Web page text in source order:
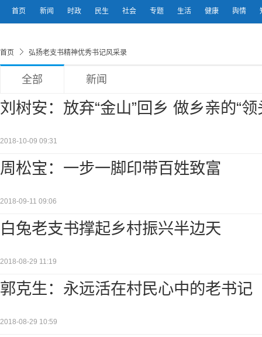
首页 新闻 时政 民生 社会 专题 生活 健康 舆情
首页 弘扬老支书精神优秀书记风采录
全部 新闻
刘树安：放弃“金山”回乡 做乡亲的“领
2018-10-09 09:31
周松宝：一步一脚印带百姓致富
2018-09-11 09:06
白兔老支书撑起乡村振兴半边天
2018-08-29 11:19
郭克生：永远活在村民心中的老书记
2018-08-29 10:59